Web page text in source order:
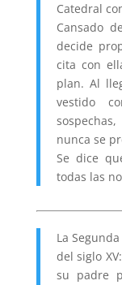
Catedral
Cansado
decide
cita con
plan. Al
vestido
nunca se
Se dice
todas las
La
del siglo
su padre